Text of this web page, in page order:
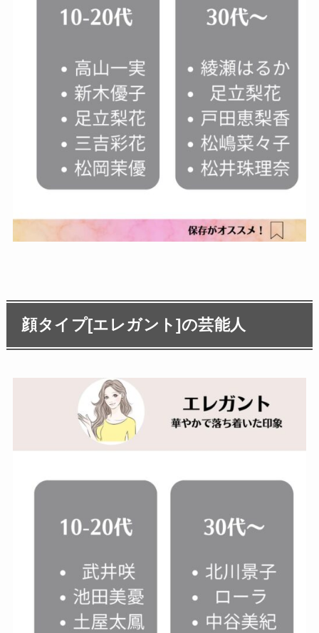
顔タイプ[エレガント]の芸能人